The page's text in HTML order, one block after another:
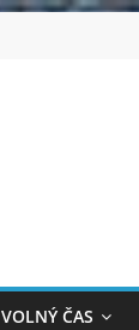
VOLNÝ ČAS